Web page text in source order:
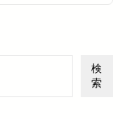
検
索